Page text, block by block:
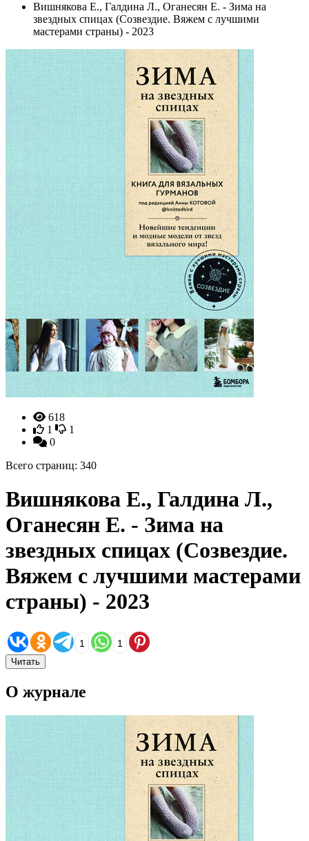
Вишнякова Е., Галдина Л., Оганесян Е. - Зима на
звездных спицах (Созвездие. Вяжем с лучшими
мастерами страны) - 2023
618
1
1
0
Всего страниц: 340
Вишнякова Е., Галдина Л.,
Оганесян Е. - Зима на
звездных спицах (Созвездие.
Вяжем с лучшими мастерами
страны) - 2023
1 1
Читать
О журнале